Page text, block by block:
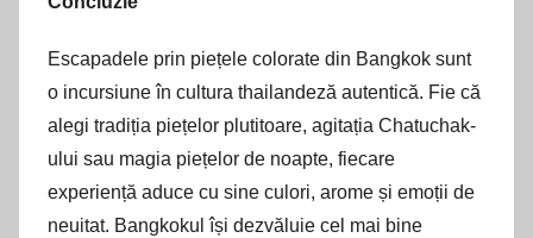
Escapadele prin piețele colorate din Bangkok sunt
o incursiune în cultura thailandeză autentică. Fie că
alegi tradiția piețelor plutitoare, agitația Chatuchak-
ului sau magia piețelor de noapte, fiecare
experiență aduce cu sine culori, arome și emoții de
neuitat. Bangkokul își dezvăluie cel mai bine